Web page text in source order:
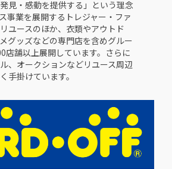
発見・感動を提供する」という理念
事業を展開するトレジャー・ファ
ユースのほか、衣類やアウトド
グッズなどの専門店を含めグルー
店舗以上展開しています。さらに
、オークションなどリユース周辺
手掛けています。